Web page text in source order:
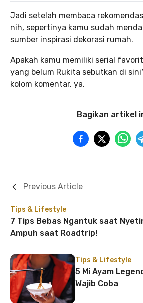
Jadi setelah membaca
nih, sepertinya kamu sudah
sumber inspirasi dekorasi rumah.
Apakah kamu memiliki serial
yang belum Rukita sebutkan di
kolom komentar, ya.
Bagikan artikel
Tips & Lifestyle
7 Tips Bebas Ngantuk saat Nyetir
Ampuh saat Roadtrip!
Previous Article
Tips & Lifestyle
5 Mi Ayam
Wajib Coba